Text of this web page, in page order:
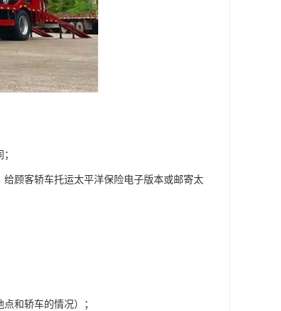
顾客轿车托运太平洋保险电子版本或邮寄太
和轿车的情况）；